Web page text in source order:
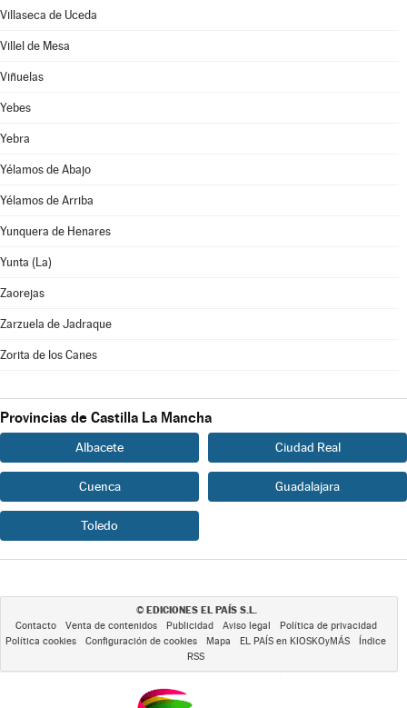
Villaseca de Uceda
Villel de Mesa
Viñuelas
Yebes
Yebra
Yélamos de Abajo
Yélamos de Arriba
Yunquera de Henares
Yunta (La)
Zaorejas
Zarzuela de Jadraque
Zorita de los Canes
Provincias de Castilla La Mancha
Albacete Ciudad Real
Cuenca Guadalajara
Toledo
© EDICIONES EL PAÍS S.L.
Contacto Venta de contenidos Publicidad Aviso legal
Política de privacidad
Política cookies
Configuración de cookies Mapa EL PAÍS en KIOSKOyMÁS
Índice
RSS